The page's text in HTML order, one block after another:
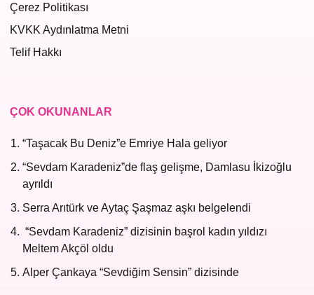
Çerez Politikası
KVKK Aydınlatma Metni
Telif Hakkı
ÇOK OKUNANLAR
“Taşacak Bu Deniz”e Emriye Hala geliyor
“Sevdam Karadeniz”de flaş gelişme, Damlasu İkizoğlu
ayrıldı
Serra Arıtürk ve Aytaç Şaşmaz aşkı belgelendi
“Sevdam Karadeniz” dizisinin başrol kadın yıldızı
Meltem Akçöl oldu
Alper Çankaya “Sevdiğim Sensin” dizisinde